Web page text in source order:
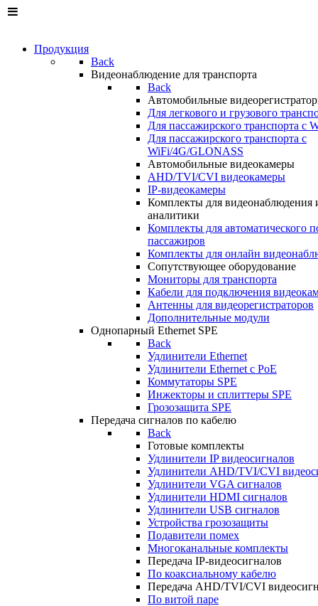
Продукция
Back
Видеонаблюдение для транспорта
Back
Автомобильные
Для легкового и грузового
Для пассажирского транспорта с
Для пассажирского транспорта с
WiFi/4G/GLONASS
Автомобильные видеокамеры
AHD/TVI/CVI видеокамеры
IP-видеокамеры
Комплекты для видеонаблюдения
аналитики
Комплекты для автоматического
пассажиров
Комплекты для онлайн
Сопутствующее оборудование
Мониторы для транспорта
Кабели для подключения
Антенны для видеорегистраторов
Дополнительные модули
Однопарный Ethernet SPE
Back
Удлинители Ethernet
Удлинители Ethernet c PoE
Коммутаторы SPE
Инжекторы и сплиттеры SPE
Грозозащита SPE
Передача сигналов по кабелю
Back
Готовые комплекты
Удлинители IP видеосигналов
Удлинители AHD/TVI/CVI
Удлинители VGA сигналов
Удлинители HDMI сигналов
Удлинители USB сигналов
Устройства грозозащиты
Подавители помех
Многоканальные комплекты
Передача IP-видеосигналов
По коаксиальному кабелю
Передача AHD/TVI/CVI
По витой паре